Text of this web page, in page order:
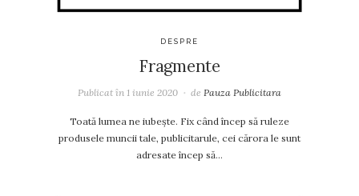
DESPRE
Fragmente
Publicat în 1 iunie 2020 de Pauza Publicitara
Toată lumea ne iubește. Fix când încep să ruleze
produsele muncii tale, publicitarule, cei cărora le sunt
adresate încep să…